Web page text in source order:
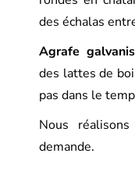
des échalas
Agrafe
des lattes de
pas dans le
Nous
demande.